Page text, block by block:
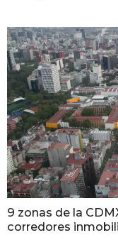
9 zonas de la
corredores